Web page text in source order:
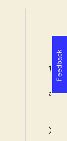
af
Feedback